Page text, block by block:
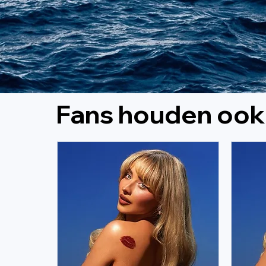
Fans houden